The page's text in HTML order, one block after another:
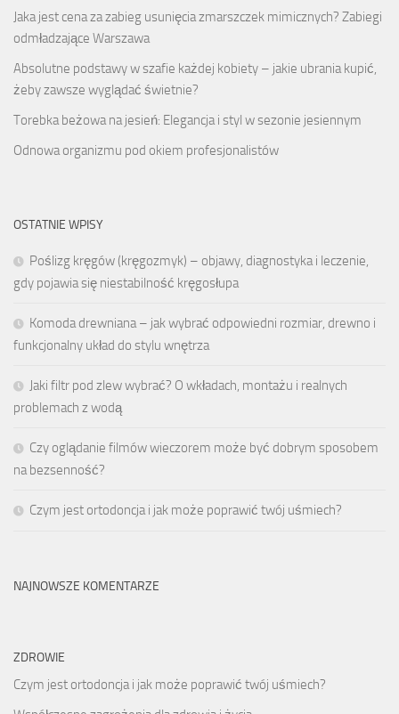
Jaka jest cena za zabieg usunięcia zmarszczek mimicznych? Zabiegi
odmładzające Warszawa
Absolutne podstawy w szafie każdej kobiety – jakie ubrania kupić,
żeby zawsze wyglądać świetnie?
Torebka beżowa na jesień: Elegancja i styl w sezonie jesiennym
Odnowa organizmu pod okiem profesjonalistów
OSTATNIE WPISY
Poślizg kręgów (kręgozmyk) – objawy, diagnostyka i leczenie,
gdy pojawia się niestabilność kręgosłupa
Komoda drewniana – jak wybrać odpowiedni rozmiar, drewno i
funkcjonalny układ do stylu wnętrza
Jaki filtr pod zlew wybrać? O wkładach, montażu i realnych
problemach z wodą
Czy oglądanie filmów wieczorem może być dobrym sposobem
na bezsenność?
Czym jest ortodoncja i jak może poprawić twój uśmiech?
NAJNOWSZE KOMENTARZE
ZDROWIE
Czym jest ortodoncja i jak może poprawić twój uśmiech?